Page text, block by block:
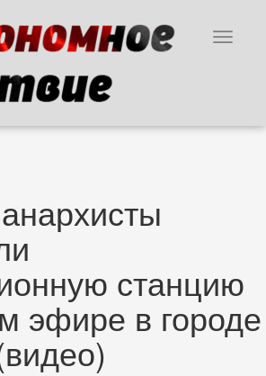
Toggle
станцию
эфире в городе